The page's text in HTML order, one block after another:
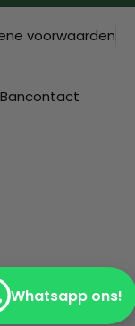
voorwaarden
Whatsapp ons!